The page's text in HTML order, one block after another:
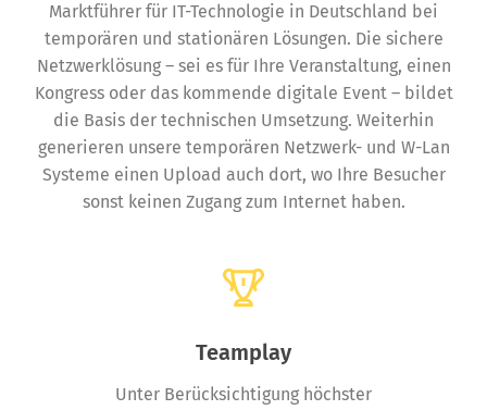
Marktführer für IT-Technologie in Deutschland bei
temporären und stationären Lösungen. Die sichere
Netzwerklösung – sei es für Ihre Veranstaltung, einen
Kongress oder das kommende digitale Event – bildet
die Basis der technischen Umsetzung. Weiterhin
generieren unsere temporären Netzwerk- und W-Lan
Systeme einen Upload auch dort, wo Ihre Besucher
sonst keinen Zugang zum Internet haben.
Teamplay
Unter Berücksichtigung höchster